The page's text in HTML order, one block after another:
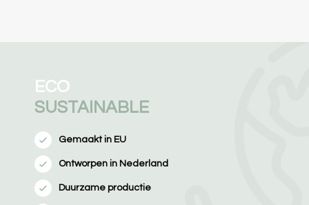
ECO
SUSTAINABLE
Gemaakt in EU
Ontworpen in Nederland
Duurzame productie